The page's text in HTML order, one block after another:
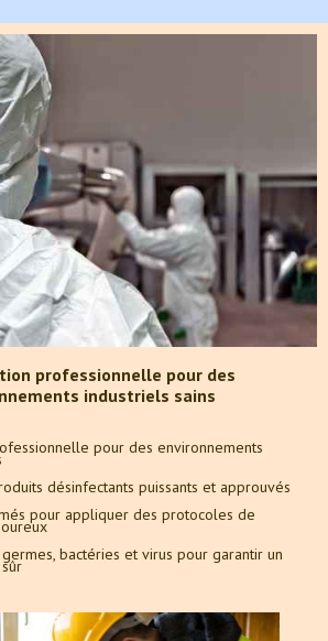
professionnelle pour des
industriels sains
pour des environnements
désinfectants puissants et approuvés
pour appliquer des protocoles de
bactéries et virus pour garantir un